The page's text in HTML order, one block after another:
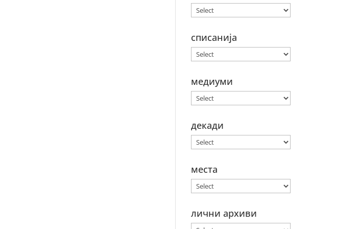
списанија
медиуми
декади
места
лични архиви